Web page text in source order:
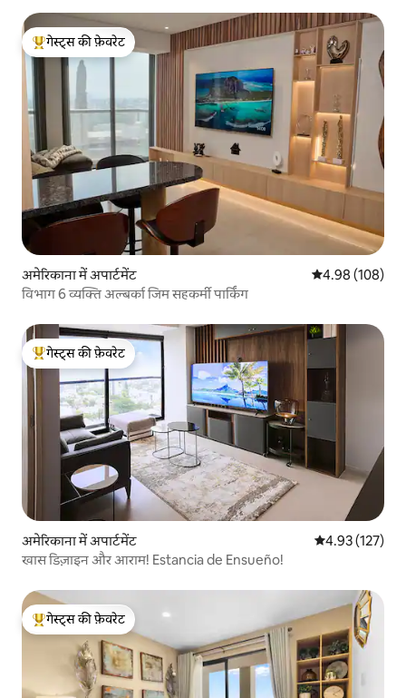
गेस्ट्स का टॉप फ़ेवरेट
गेस्ट्स की फ़ेवरेट
अमेरिकाना में अपार्टमेंट औसत रेटिंग 5 में से
4.98 (108)
विभाग 6 व्यक्ति अल्बर्का जिम सहकर्मी पार्किंग
गेस्ट्स का टॉप फ़ेवरेट
गेस्ट्स की फ़ेवरेट
अमेरिकाना में अपार्टमेंट औसत रेटिंग 5 में से
4.93 (127)
खास डिज़ाइन और आराम! Estancia de Ensueño!
गेस्ट्स का टॉप फ़ेवरेट
गेस्ट्स की फ़ेवरेट